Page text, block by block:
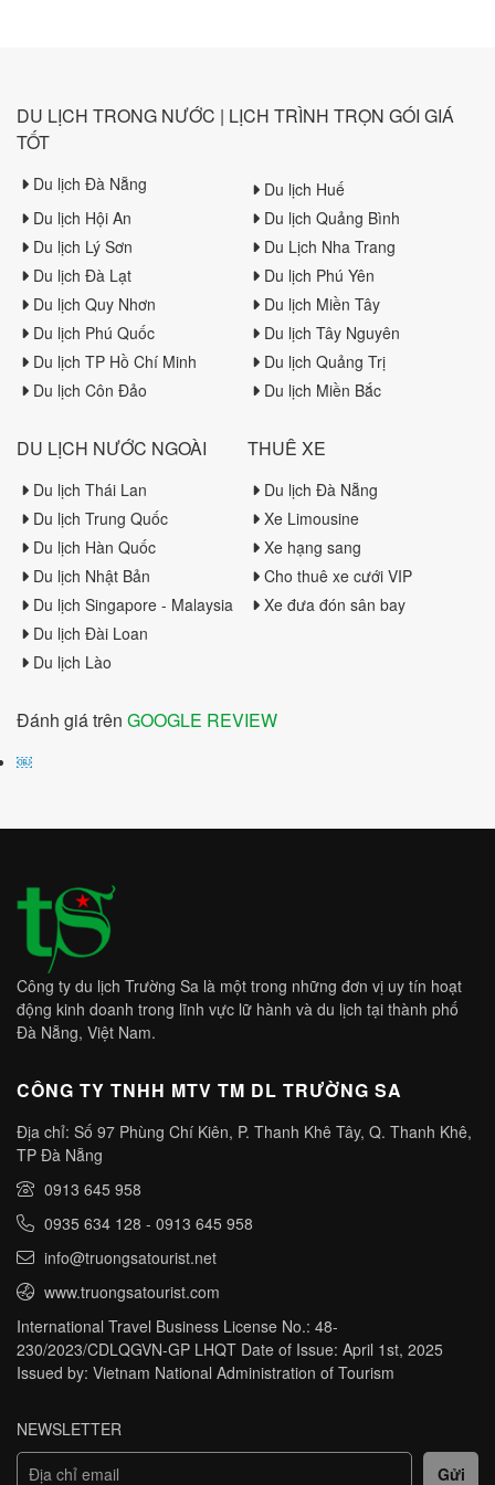
DU LỊCH TRONG NƯỚC | LỊCH TRÌNH TRỌN GÓI GIÁ
TỐT
Du lịch Đà Nẵng
Du lịch Huế
Du lịch Hội An
Du lịch Quảng Bình
Du lịch Lý Sơn
Du Lịch Nha Trang
Du lịch Đà Lạt
Du lịch Phú Yên
Du lịch Quy Nhơn
Du lịch Miền Tây
Du lịch Phú Quốc
Du lịch Tây Nguyên
Du lịch TP Hồ Chí Minh
Du lịch Quảng Trị
Du lịch Côn Đảo
Du lịch Miền Bắc
DU LỊCH NƯỚC NGOÀI
Du lịch Thái Lan
Du lịch Trung Quốc
Du lịch Hàn Quốc
Du lịch Nhật Bản
Du lịch Singapore - Malaysia
Du lịch Đài Loan
Du lịch Lào
THUÊ XE
Du lịch Đà Nẵng
Xe Limousine
Xe hạng sang
Cho thuê xe cưới VIP
Xe đưa đón sân bay
Đánh giá trên GOOGLE REVIEW
￼
Công ty du lịch Trường Sa là một trong những đơn vị uy tín hoạt
động kinh doanh trong lĩnh vực lữ hành và du lịch tại thành phố
Đà Nẵng, Việt Nam.
CÔNG TY TNHH MTV TM DL TRƯỜNG SA
Địa chỉ: Số 97 Phùng Chí Kiên, P. Thanh Khê Tây, Q. Thanh Khê,
TP Đà Nẵng
0913 645 958
0935 634 128 - 0913 645 958
info@truongsatourist.net
www.truongsatourist.com
International Travel Business License No.: 48-
230/2023/CDLQGVN-GP LHQT Date of Issue: April 1st, 2025
Issued by: Vietnam National Administration of Tourism
NEWSLETTER